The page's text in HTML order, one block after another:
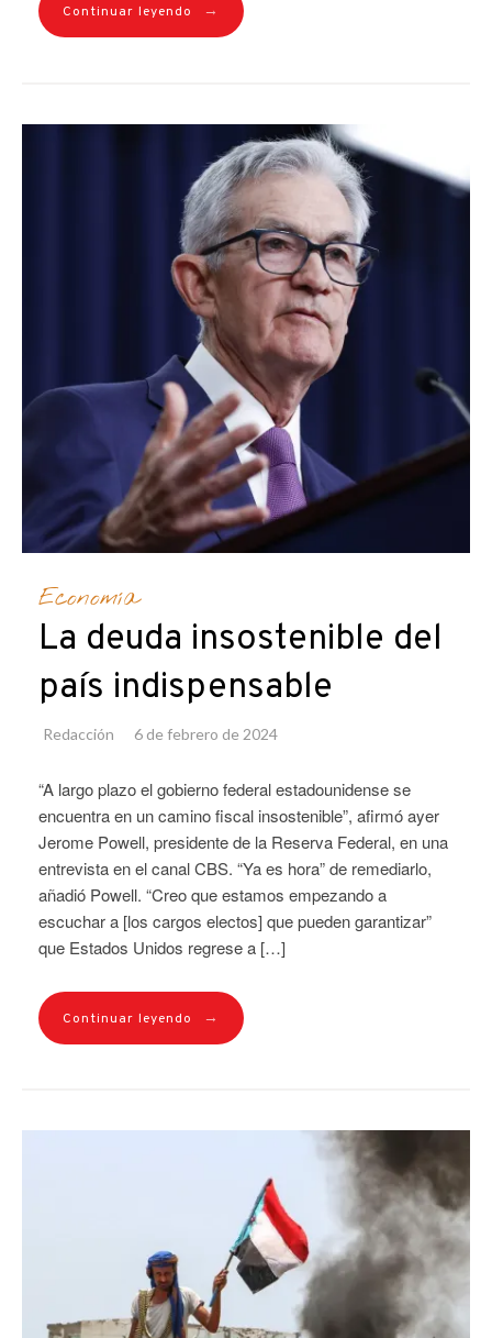
Continuar leyendo →
Economía
La deuda insostenible del
país indispensable
Redacción 6 de febrero de 2024
“A largo plazo el gobierno federal estadounidense se
encuentra en un camino fiscal insostenible”, afirmó ayer
Jerome Powell, presidente de la Reserva Federal, en una
entrevista en el canal CBS. “Ya es hora” de remediarlo,
añadió Powell. “Creo que estamos empezando a
escuchar a [los cargos electos] que pueden garantizar”
que Estados Unidos regrese a […]
Continuar leyendo →